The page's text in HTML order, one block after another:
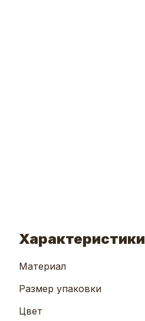
Характеристики
Материал
Размер упаковки
Цвет